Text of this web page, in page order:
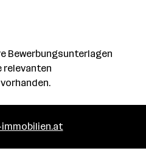
Bewerbungsunterlagen
relevanten
immobilien.at